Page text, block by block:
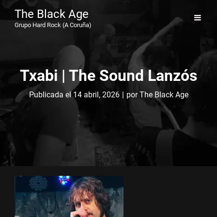
The Black Age
Grupo Hard Rock (A Coruña)
Txabi | The Sound Lanzós
Publicada el14 abril, 2026 | porByline
The Black Age